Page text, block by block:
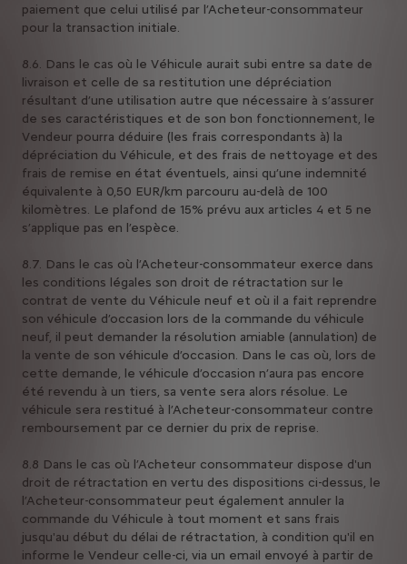
paiement que celui utilisé par l’Acheteur-consommateur
pour la transaction initiale.
8.6. Dans le cas où le Véhicule aurait subi entre sa date de
livraison et celle de sa restitution une dépréciation
résultant d’une utilisation autre que nécessaire à s’assurer
de ses caractéristiques et de son bon fonctionnement, le
Vendeur pourra déduire (les frais correspondants à) la
dépréciation du Véhicule, et des frais de nettoyage et des
frais de remise en état éventuels, ainsi qu’une indemnité
équivalente à 0,50 EUR/km parcouru au-delà de 100
kilomètres. Le plafond de 15% prévu aux articles 4 et 5 ne
s’applique pas en l’espèce.
8.7. Dans le cas où l’Acheteur-consommateur exerce dans
les conditions légales son droit de rétractation sur le
contrat de vente du Véhicule neuf et où il a fait reprendre
son véhicule d’occasion lors de la commande du véhicule
neuf, il peut demander la résolution amiable (annulation) de
la vente de son véhicule d’occasion. Dans le cas où, lors de
cette demande, le véhicule d’occasion n’aura pas encore
été revendu à un tiers, sa vente sera alors résolue. Le
véhicule sera restitué à l’Acheteur-consommateur contre
remboursement par ce dernier du prix de reprise.
8.8 Dans le cas où l’Acheteur consommateur dispose d'un
droit de rétractation en vertu des dispositions ci-dessus, le
l’Acheteur-consommateur peut également annuler la
commande du Véhicule à tout moment et sans frais
jusqu'au début du délai de rétractation, à condition qu'il en
informe le Vendeur celle-ci, via un email envoyé à partir de